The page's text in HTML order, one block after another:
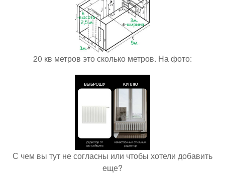
20 кв метров это сколько метров. На фото:
С чем вы тут не согласны или чтобы хотели добавить
еще?